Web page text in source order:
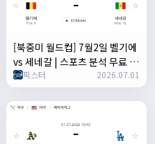
[북중미 월드컵] 7월2일 벨기에
vs 세네갈 | 스포츠 분석 무료 중
계 토친놈
픽스터 2026.07.01